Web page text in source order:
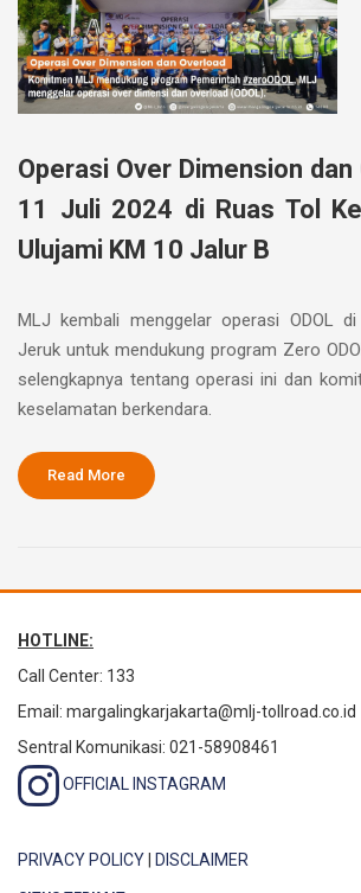
Operasi Over Dimension
11 Juli 2024 di Ruas Tol
Ulujami KM 10 Jalur B
MLJ kembali menggelar operasi ODOL
Jeruk untuk mendukung program Zero
selengkapnya tentang operasi ini dan
keselamatan berkendara.
Read More
HOTLINE:
Call Center: 133
Email: margalingkarjakarta@mlj-tollroad.co.id
Sentral Komunikasi: 021-58908461
OFFICIAL INSTAGRAM
PRIVACY POLICY DISCLAIMER